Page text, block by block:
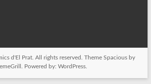
d'El Prat . All rights reserved. ThemeSpacious by
Powered by:WordPress